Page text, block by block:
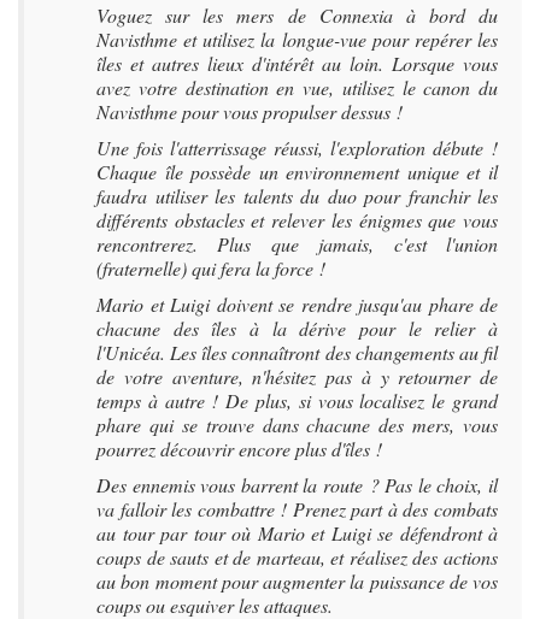
Voguez sur les mers de Connexia à bord du
Navisthme et utilisez la longue-vue pour repérer les
îles et autres lieux d'intérêt au loin. Lorsque vous
avez votre destination en vue, utilisez le canon du
Navisthme pour vous propulser dessus !
Une fois l'atterrissage réussi, l'exploration débute !
Chaque île possède un environnement unique et il
faudra utiliser les talents du duo pour franchir les
différents obstacles et relever les énigmes que vous
rencontrerez. Plus que jamais, c'est l'union
(fraternelle) qui fera la force !
Mario et Luigi doivent se rendre jusqu'au phare de
chacune des îles à la dérive pour le relier à
l'Unicéa. Les îles connaîtront des changements au fil
de votre aventure, n'hésitez pas à y retourner de
temps à autre ! De plus, si vous localisez le grand
phare qui se trouve dans chacune des mers, vous
pourrez découvrir encore plus d'îles !
Des ennemis vous barrent la route ? Pas le choix, il
va falloir les combattre ! Prenez part à des combats
au tour par tour où Mario et Luigi se défendront à
coups de sauts et de marteau, et réalisez des actions
au bon moment pour augmenter la puissance de vos
coups ou esquiver les attaques.